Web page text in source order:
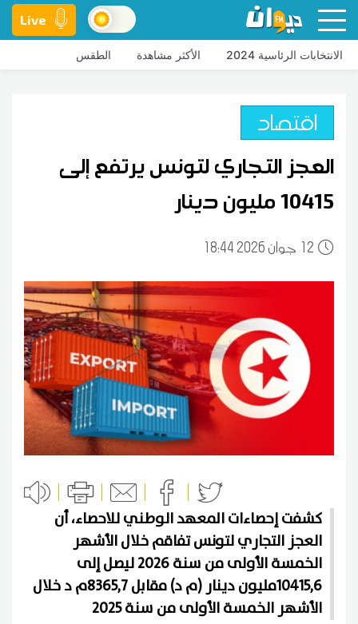
Live
الانتخابات الرئاسية 2024 الأكثر مشاهدة الطقس
اقتصاد
العجز التجاري لتونس يرتفع إلى
10415 مليون دينار
12 18:44 2026 جوان
كشفت إحصاءات المعهد الوطني للاحصاء، أن
العجز التجاري لتونس تفاقم خلال الأشهر
الخمسة الأولى من سنة 2026 ليصل إلى
10415,6مليون دينار (م د) مقابل 8365,7م د خلال
الأشهر الخمسة الأولى من سنة 2025